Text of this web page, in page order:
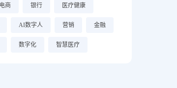
商 银行 医疗健康
AI数字人 营销 金融
数字化 智慧医疗